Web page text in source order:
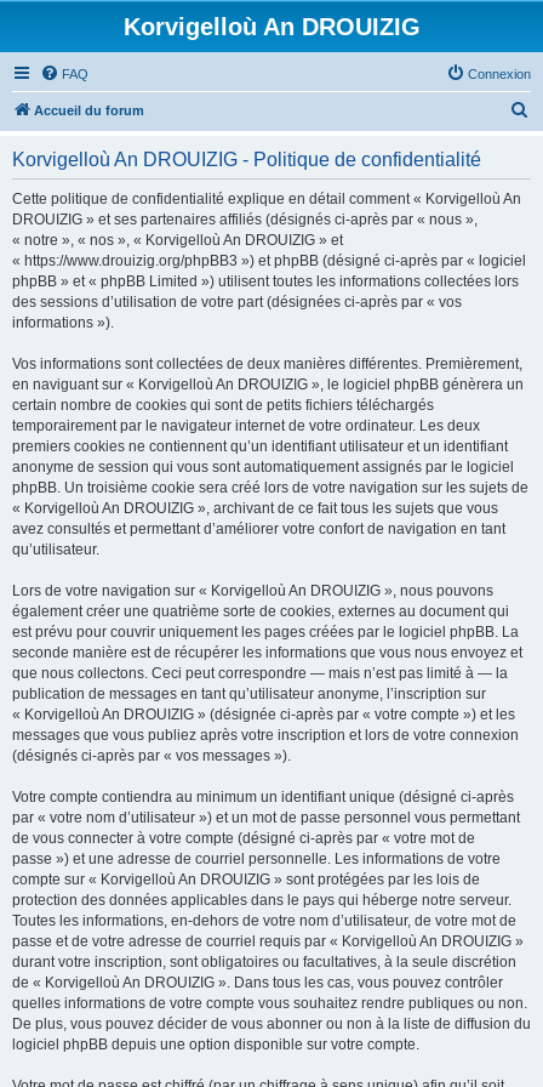
Korvigelloù An DROUIZIG
FAQ Connexion
Accueil du forum
Korvigelloù An DROUIZIG - Politique de confidentialité
Cette politique de confidentialité explique en détail comment « Korvigelloù An
DROUIZIG » et ses partenaires affiliés (désignés ci-après par « nous »,
« notre », « nos », « Korvigelloù An DROUIZIG » et
« https://www.drouizig.org/phpBB3 ») et phpBB (désigné ci-après par « logiciel
phpBB » et « phpBB Limited ») utilisent toutes les informations collectées lors
des sessions d’utilisation de votre part (désignées ci-après par « vos
informations »).
Vos informations sont collectées de deux manières différentes. Premièrement,
en naviguant sur « Korvigelloù An DROUIZIG », le logiciel phpBB génèrera un
certain nombre de cookies qui sont de petits fichiers téléchargés
temporairement par le navigateur internet de votre ordinateur. Les deux
premiers cookies ne contiennent qu’un identifiant utilisateur et un identifiant
anonyme de session qui vous sont automatiquement assignés par le logiciel
phpBB. Un troisième cookie sera créé lors de votre navigation sur les sujets de
« Korvigelloù An DROUIZIG », archivant de ce fait tous les sujets que vous
avez consultés et permettant d’améliorer votre confort de navigation en tant
qu’utilisateur.
Lors de votre navigation sur « Korvigelloù An DROUIZIG », nous pouvons
également créer une quatrième sorte de cookies, externes au document qui
est prévu pour couvrir uniquement les pages créées par le logiciel phpBB. La
seconde manière est de récupérer les informations que vous nous envoyez et
que nous collectons. Ceci peut correspondre — mais n’est pas limité à — la
publication de messages en tant qu’utilisateur anonyme, l’inscription sur
« Korvigelloù An DROUIZIG » (désignée ci-après par « votre compte ») et les
messages que vous publiez après votre inscription et lors de votre connexion
(désignés ci-après par « vos messages »).
Votre compte contiendra au minimum un identifiant unique (désigné ci-après
par « votre nom d’utilisateur ») et un mot de passe personnel vous permettant
de vous connecter à votre compte (désigné ci-après par « votre mot de
passe ») et une adresse de courriel personnelle. Les informations de votre
compte sur « Korvigelloù An DROUIZIG » sont protégées par les lois de
protection des données applicables dans le pays qui héberge notre serveur.
Toutes les informations, en-dehors de votre nom d’utilisateur, de votre mot de
passe et de votre adresse de courriel requis par « Korvigelloù An DROUIZIG »
durant votre inscription, sont obligatoires ou facultatives, à la seule discrétion
de « Korvigelloù An DROUIZIG ». Dans tous les cas, vous pouvez contrôler
quelles informations de votre compte vous souhaitez rendre publiques ou non.
De plus, vous pouvez décider de vous abonner ou non à la liste de diffusion du
logiciel phpBB depuis une option disponible sur votre compte.